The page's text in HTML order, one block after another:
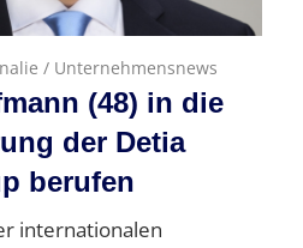
/ Unternehmensnews
(48) in die
der Detia
berufen
internationalen